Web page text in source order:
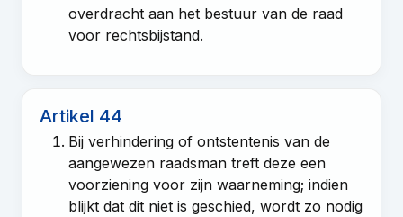
overdracht aan het bestuur van de raad
voor rechtsbijstand.
Artikel 44
Bij verhindering of ontstentenis van de
aangewezen raadsman treft deze een
voorziening voor zijn waarneming; indien
blijkt dat dit niet is geschied, wordt zo nodig